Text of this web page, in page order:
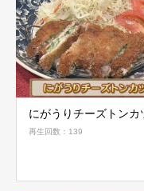
にがうりチーズトンカ
再生回数：139